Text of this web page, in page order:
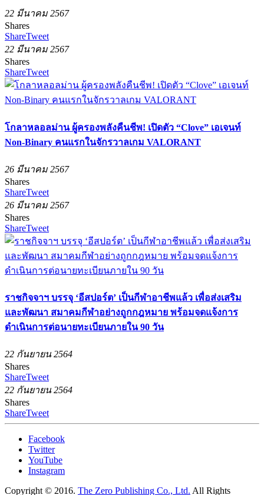
22 มีนาคม 2567
Shares
ShareTweet
22 มีนาคม 2567
Shares
ShareTweet
โกลาหลอลม่าน ผู้ครองพลังคืนชีพ! เปิดตัว “Clove” เอเจนท์
Non-Binary คนแรกในจักรวาลเกม VALORANT
26 มีนาคม 2567
Shares
ShareTweet
26 มีนาคม 2567
Shares
ShareTweet
ราชกิจจาฯ บรรจุ ‘อีสปอร์ต’ เป็นกีฬาอาชีพแล้ว เพื่อส่งเสริม
และพัฒนา สมาคมกีฬาอย่างถูกกฎหมาย พร้อมจดแจ้งการ
ดำเนินการต่อนายทะเบียนภายใน 90 วัน
22 กันยายน 2564
Shares
ShareTweet
22 กันยายน 2564
Shares
ShareTweet
Facebook
Twitter
YouTube
Instagram
Copyright © 2016. The Zero Publishing Co., Ltd. All Rights